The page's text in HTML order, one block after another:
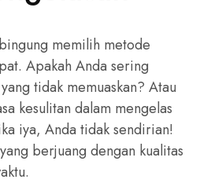
memilih metode
Apakah Anda sering
tidak memuaskan? Atau
kesulitan dalam mengelas
iya, Anda tidak sendirian!
berjuang dengan kualitas